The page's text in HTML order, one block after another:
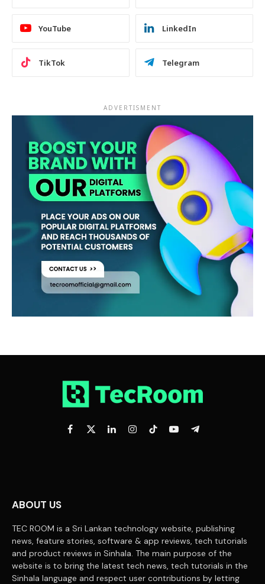
YouTube LinkedIn
TikTok Telegram
ADVERTISMENT
Facebook
X
LinkedInInstagram
TikTokYouTubeTelegram
ABOUT US
TEC ROOM is a Sri Lankan technology website, publishing
news, feature stories, software & app reviews, tech tutorials
and product reviews in Sinhala. The main purpose of the
website is to bring the latest tech news, tech tutorials in the
Sinhala language and respect user contributions by letting